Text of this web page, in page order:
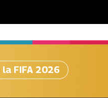
la FIFA 2026